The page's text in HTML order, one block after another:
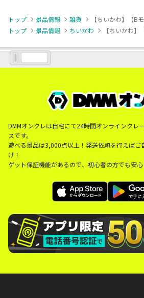
トップ 景品情報 雑貨
トップ
景品情報 ちいかわ
DMMオンクレは自宅にて24時間オンラインクレ
スです。
遊べる景品は3,000点以上！発送依頼を行えばご
け！
ゲット保証機能があるので、初心者の方でも安心